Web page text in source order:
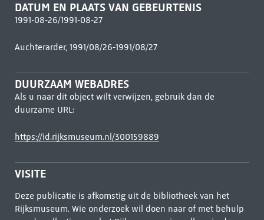
DATUM EN PLAATS VAN GEBEURTENIS
1991-08-26/1991-08-27
Auchterarder, 1991/08/26-1991/08/27
DUURZAAM WEBADRES
Als u naar dit object wilt verwijzen, gebruik dan de
duurzame URL:
https://id.rijksmuseum.nl/300159889
VISITE
Deze publicatie is afkomstig uit de bibliotheek van het
Rijksmuseum. Wie onderzoek wil doen naar of met behulp